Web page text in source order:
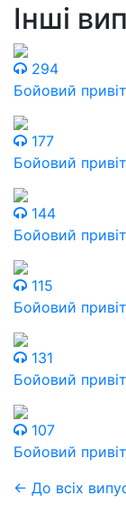
Інші
294
Бойовий
177
Бойовий
144
Бойовий
115
Бойовий
131
Бойовий
107
Бойовий
← До всіх